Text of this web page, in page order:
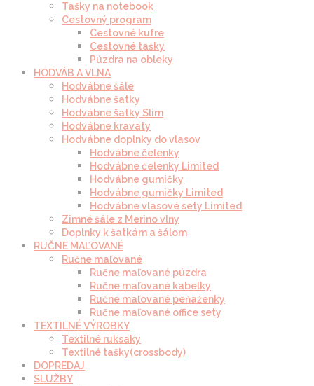
Tašky na notebook
Cestovný program
Cestovné kufre
Cestovné tašky
Púzdra na obleky
HODVÁB A VLNA
Hodvábne šále
Hodvábne šatky
Hodvábne šatky Slim
Hodvábne kravaty
Hodvábne doplnky do vlasov
Hodvábne čelenky
Hodvábne čelenky Limited
Hodvábne gumičky
Hodvábne gumičky Limited
Hodvábne vlasové sety Limited
Zimné šále z Merino vlny
Doplnky k šatkám a šálom
RUČNE MAĽOVANÉ
Ručne maľované
Ručne maľované púzdra
Ručne maľované kabelky
Ručne maľované peňaženky
Ručne maľované office sety
TEXTILNÉ VÝROBKY
Textilné ruksaky
Textilné tašky(crossbody)
DOPREDAJ
SLUŽBY